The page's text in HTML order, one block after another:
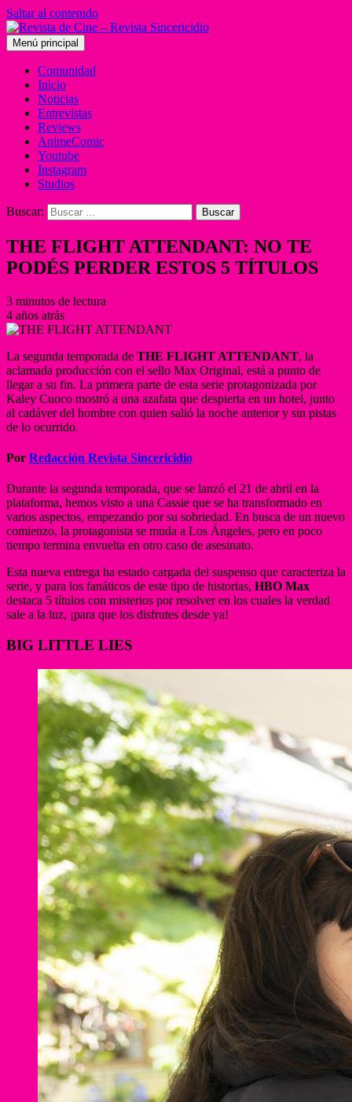
Saltar al contenido
Menú principal
Comunidad
Inicio
Noticias
Entrevistas
Reviews
AnimeComic
Youtube
Instagram
Studios
Buscar:
THE FLIGHT ATTENDANT: NO TE
PODÉS PERDER ESTOS 5 TÍTULOS
3 minutos de lectura
4 años atrás
La segunda temporada de THE FLIGHT ATTENDANT, la
aclamada producción con el sello Max Original, está a punto de
llegar a su fin. La primera parte de esta serie protagonizada por
Kaley Cuoco mostró a una azafata que despierta en un hotel, junto
al cadáver del hombre con quien salió la noche anterior y sin pistas
de lo ocurrido.
Por Redacción Revista Sincericidio
Durante la segunda temporada, que se lanzó el 21 de abril en la
plataforma, hemos visto a una Cassie que se ha transformado en
varios aspectos, empezando por su sobriedad. En busca de un nuevo
comienzo, la protagonista se muda a Los Ángeles, pero en poco
tiempo termina envuelta en otro caso de asesinato.
Esta nueva entrega ha estado cargada del suspenso que caracteriza la
serie, y para los fanáticos de este tipo de historias, HBO Max
destaca 5 títulos con misterios por resolver en los cuales la verdad
sale a la luz, ¡para que los disfrutes desde ya!
BIG LITTLE LIES